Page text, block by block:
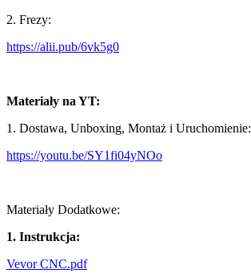
2. Frezy:
https://alii.pub/6vk5g0
Materiały na YT:
1. Dostawa, Unboxing, Montaż i Uruchomienie:
https://youtu.be/SY1fi04yNOo
Materiały Dodatkowe:
1. Instrukcja:
Vevor CNC.pdf